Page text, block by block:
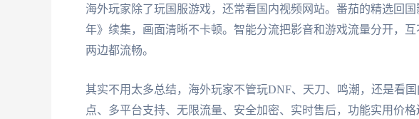
海外玩家除了玩国服游戏，还常看国内视频网站。番茄的精选回
年》续集，画面清晰不卡顿。智能分流把影音和游戏流量分开，互
两边都流畅。
其实不用太多总结，海外玩家不管玩DNF、天刀、鸣潮，还是看
点、多平台支持、无限流量、安全加密、实时售后，功能实用价